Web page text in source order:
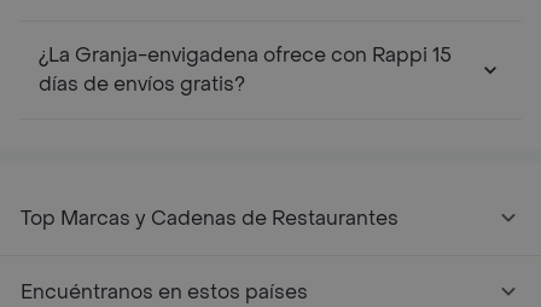
¿La Granja-envigadena ofrece con Rappi 15
días de envíos gratis?
Top Marcas y Cadenas de Restaurantes
Encuéntranos en estos países